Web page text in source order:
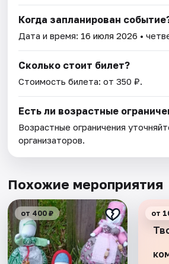
Когда запланирован
Дата и время: 16 июля 2026 •
Сколько стоит билет?
Стоимость билета: от 350 ₽.
Есть ли возрастные
Возрастные ограничения
организаторов.
Похожие мероприятия
от 400 ₽ от